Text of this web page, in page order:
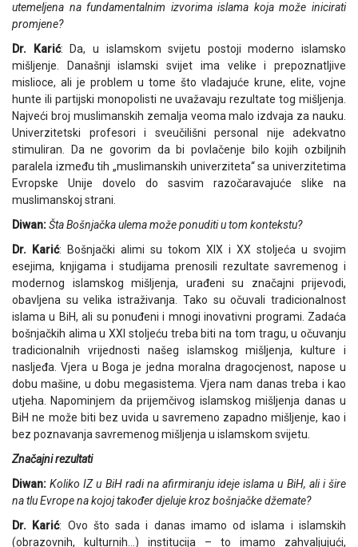
utemeljena na fundamentalnim izvorima islama koja može inicirati
promjene?
Dr. Karić: Da, u islamskom svijetu postoji moderno islamsko
mišljenje. Današnji islamski svijet ima velike i prepoznatljive
mislioce, ali je problem u tome što vladajuće krune, elite, vojne
hunte ili partijski monopolisti ne uvažavaju rezultate tog mišljenja.
Najveći broj muslimanskih zemalja veoma malo izdvaja za nauku.
Univerzitetski profesori i sveučilišni personal nije adekvatno
stimuliran. Da ne govorim da bi povlačenje bilo kojih ozbiljnih
paralela između tih „muslimanskih univerziteta“ sa univerzitetima
Evropske Unije dovelo do sasvim razočaravajuće slike na
muslimanskoj strani.
Diwan:Šta Bošnjačka ulema može ponuditi u tom kontekstu?
Dr. Karić: Bošnjački alimi su tokom XIX i XX stoljeća u svojim
esejima, knjigama i studijama prenosili rezultate savremenog i
modernog islamskog mišljenja, urađeni su značajni prijevodi,
obavljena su velika istraživanja. Tako su očuvali tradicionalnost
islama u BiH, ali su ponuđeni i mnogi inovativni programi. Zadaća
bošnjačkih alima u XXI stoljeću treba biti na tom tragu, u očuvanju
tradicionalnih vrijednosti našeg islamskog mišljenja, kulture i
nasljeđa. Vjera u Boga je jedna moralna dragocjenost, napose u
dobu mašine, u dobu megasistema. Vjera nam danas treba i kao
utjeha. Napominjem da prijemčivog islamskog mišljenja danas u
BiH ne može biti bez uvida u savremeno zapadno mišljenje, kao i
bez poznavanja savremenog mišljenja u islamskom svijetu.
Značajni rezultati
Diwan: Koliko IZ u BiH radi na afirmiranju ideje islama u BiH, ali i šire
na tlu Evrope na kojoj također djeluje kroz bošnjačke džemate?
Dr. Karić: Ovo što sada i danas imamo od islama i islamskih
(obrazovnih, kulturnih…) institucija – to imamo zahvaljujući,